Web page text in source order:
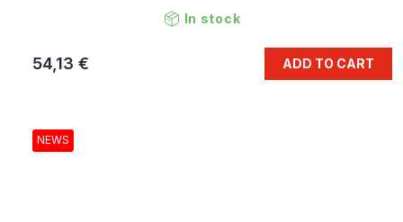
In stock
54,13 € ADD TO CART
NEWS